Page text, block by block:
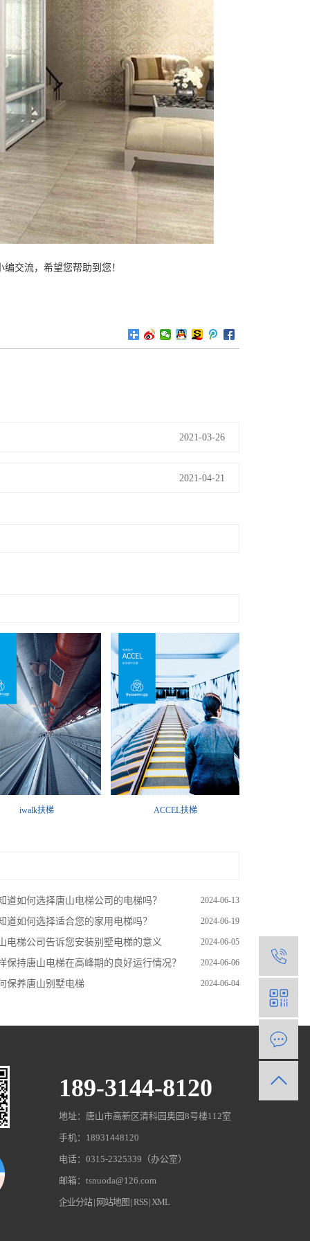
交流，希望您帮助到您！
2021-03-26
2021-04-21
iwalk扶梯 ACCEL扶梯
道如何选择唐山电梯公司的电梯吗？ 2024-06-13
道如何选择适合您的家用电梯吗？ 2024-06-19
电梯公司告诉您安装别墅电梯的意义 2024-06-05
保持唐山电梯在高峰期的良好运行情况？ 2024-06-06
保养唐山别墅电梯 2024-06-04
189-3144-8120
地址：唐山市高新区清科园奥园8号楼112室
手机：18931448120
电话：0315-2325339（办公室）
邮箱：tsnuoda@126.com
企业分站| 网站地图 |RSS|XML